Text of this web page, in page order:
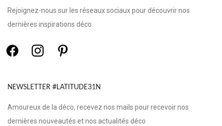
Rejoignez-nous sur les réseaux sociaux pour découvrir nos
dernières inspirations déco
NEWSLETTER #LATITUDE31N
Amoureux de la déco, recevez nos mails pour recevoir nos
dernières nouveautés et nos actualités déco